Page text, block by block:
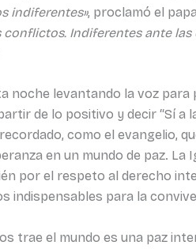
indiferentes», proclamó el
conflictos. Indiferentes ante
noche levantando la voz para
de lo positivo y decir “Sí a
como el evangelio,
en un mundo de paz. La
por el respeto al derecho
indispensables para la
trae el mundo es una paz